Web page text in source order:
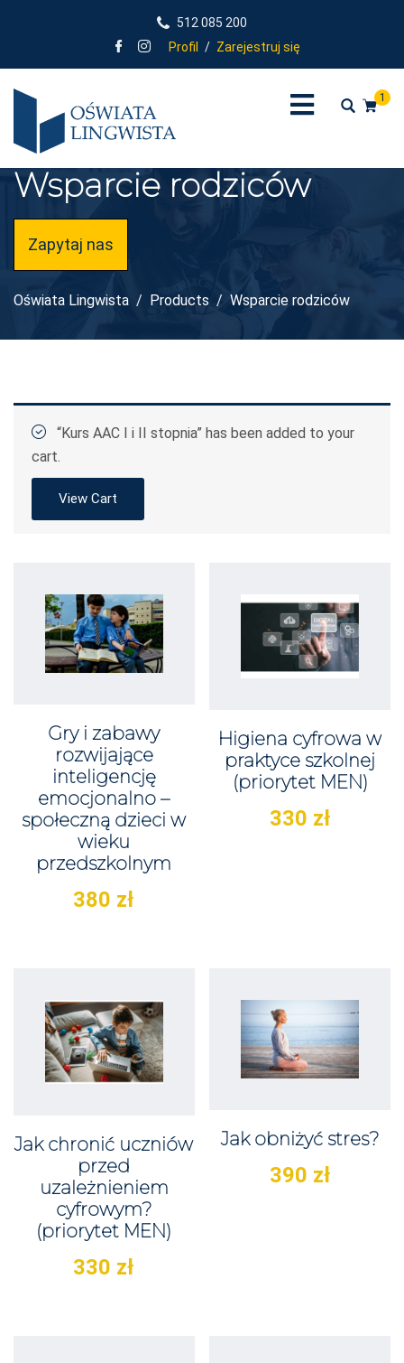
512 085 200
Profil
/ Zarejestruj się
1
Wsparcie rodziców
Zapytaj nas
Oświata Lingwista Products Wsparcie rodziców
View Cart
“Kurs AAC I i II stopnia” has been added to your
cart.
Gry i zabawy
rozwijające
inteligencję
emocjonalno –
społeczną dzieci w
wieku
przedszkolnym
380 zł
Higiena cyfrowa w
praktyce szkolnej
(priorytet MEN)
330 zł
Jak chronić uczniów
przed
uzależnieniem
cyfrowym?
(priorytet MEN)
330 zł
Jak obniżyć stres?
390 zł